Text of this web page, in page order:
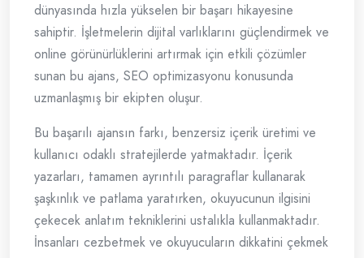
dünyasında hızla yükselen bir başarı hikayesine
sahiptir. İşletmelerin dijital varlıklarını güçlendirmek ve
online görünürlüklerini artırmak için etkili çözümler
sunan bu ajans, SEO optimizasyonu konusunda
uzmanlaşmış bir ekipten oluşur.
Bu başarılı ajansın farkı, benzersiz içerik üretimi ve
kullanıcı odaklı stratejilerde yatmaktadır. İçerik
yazarları, tamamen ayrıntılı paragraflar kullanarak
şaşkınlık ve patlama yaratırken, okuyucunun ilgisini
çekecek anlatım tekniklerini ustalıkla kullanmaktadır.
İnsanları cezbetmek ve okuyucuların dikkatini çekmek